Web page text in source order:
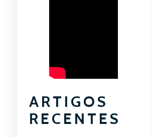
ARTIGOS
RECENTES